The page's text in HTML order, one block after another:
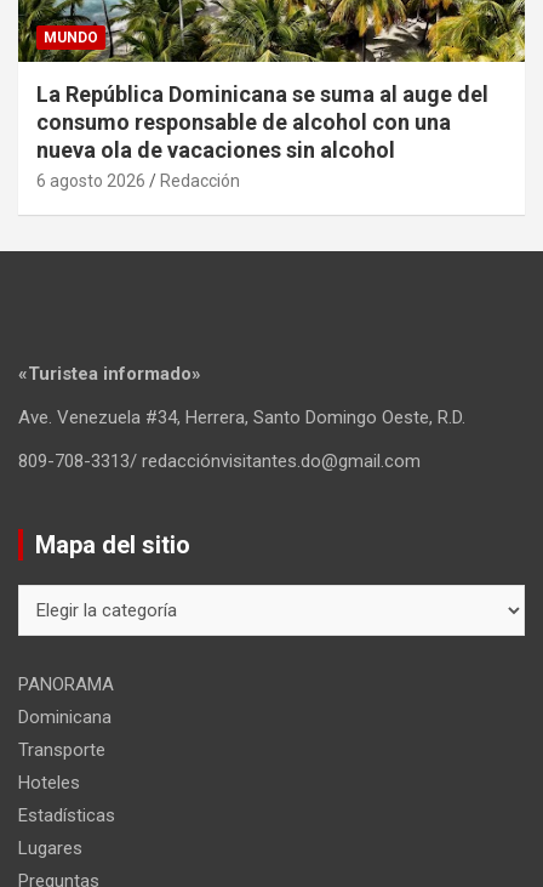
MUNDO
La República Dominicana se suma al auge del
consumo responsable de alcohol con una
nueva ola de vacaciones sin alcohol
6 agosto 2026 Redacción
«Turistea informado»
Ave. Venezuela #34, Herrera, Santo Domingo Oeste, R.D.
809-708-3313/ redacciónvisitantes.do@gmail.com
Mapa del sitio
del
PANORAMA
Dominicana
Transporte
Hoteles
Estadísticas
Lugares
Preguntas